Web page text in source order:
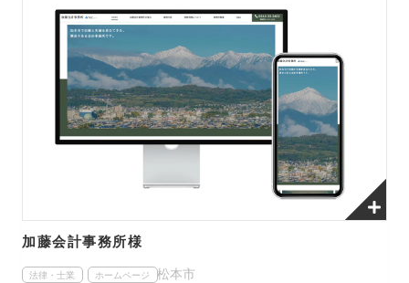
加藤会計事務所様
法律・士業 ホームページ 松本市